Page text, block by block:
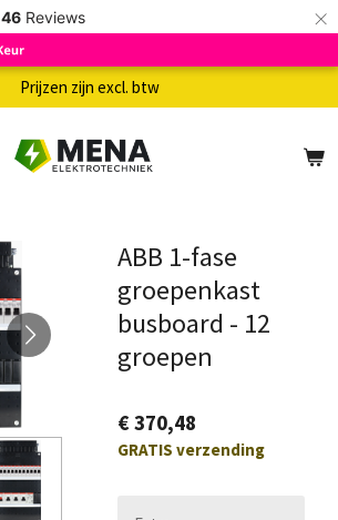
46 Reviews ×
Prijzen zijn excl. btw
ABB 1-fase
groepenkast
busboard - 12
groepen
€ 370,48
GRATIS verzending